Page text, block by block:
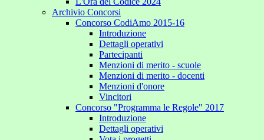
Archivio Concorsi
Concorso CodiAmo 2015-16
Introduzione
Dettagli operativi
Partecipanti
Menzioni di merito - scuole
Menzioni di merito - docenti
Menzioni d'onore
Vincitori
Concorso "Programma le Regole" 2017
Introduzione
Dettagli operativi